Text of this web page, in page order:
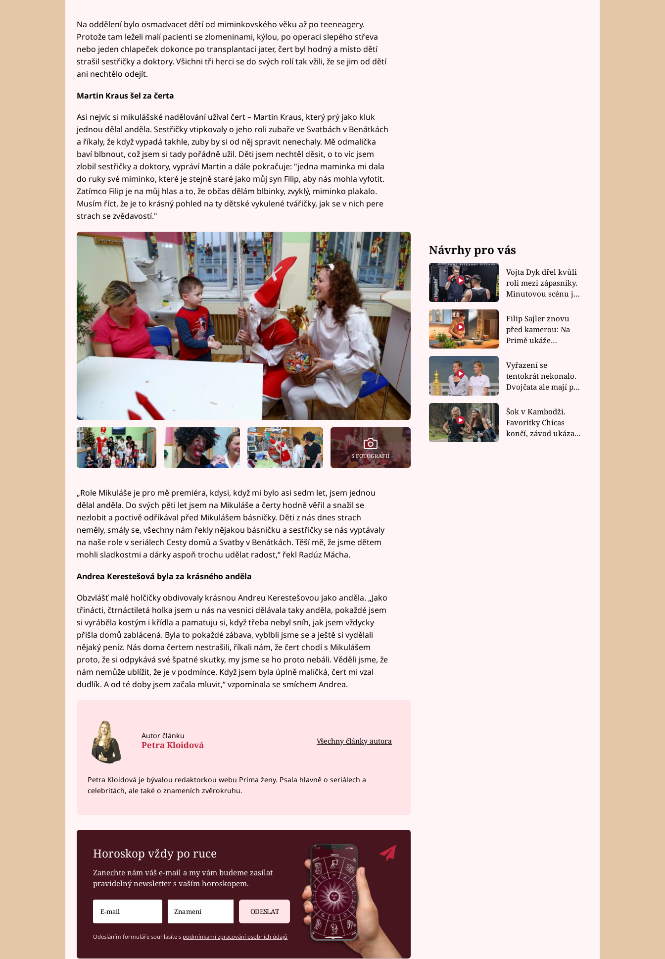
Na oddělení bylo osmadvacet dětí od miminkovského věku až po teeneagery.
Protože tam leželi malí pacienti se zlomeninami, kýlou, po operaci slepého střeva
nebo jeden chlapeček dokonce po transplantaci jater, čert byl hodný a místo dětí
strašil sestřičky a doktory. Všichni tři herci se do svých rolí tak vžili, že se jim od dětí
ani nechtělo odejít.
Martin Kraus šel za čerta
Asi nejvíc si mikulášské nadělování užíval čert – Martin Kraus, který prý jako kluk
jednou dělal anděla. Sestřičky vtipkovaly o jeho roli zubaře ve Svatbách v Benátkách
a říkaly, že když vypadá takhle, zuby by si od něj spravit nenechaly. Mě odmalička
baví blbnout, což jsem si tady pořádně užil. Děti jsem nechtěl děsit, o to víc jsem
zlobil sestřičky a doktory, vypráví Martin a dále pokračuje: "jedna maminka mi dala
do ruky své miminko, které je stejně staré jako můj syn Filip, aby nás mohla vyfotit.
Zatímco Filip je na můj hlas a to, že občas dělám blbinky, zvyklý, miminko plakalo.
Musím říct, že je to krásný pohled na ty dětské vykulené tvářičky, jak se v nich pere
strach se zvědavostí."
5 FOTOGRAFIÍ
„Role Mikuláše je pro mě premiéra, kdysi, když mi bylo asi sedm let, jsem jednou
dělal anděla. Do svých pěti let jsem na Mikuláše a čerty hodně věřil a snažil se
nezlobit a poctivě odříkával před Mikulášem básničky. Děti z nás dnes strach
neměly, smály se, všechny nám řekly nějakou básničku a sestřičky se nás vyptávaly
na naše role v seriálech Cesty domů a Svatby v Benátkách. Těší mě, že jsme dětem
mohli sladkostmi a dárky aspoň trochu udělat radost,“ řekl Radúz Mácha.
Andrea Kerestešová byla za krásného anděla
Obzvlášť malé holčičky obdivovaly krásnou Andreu Kerestešovou jako anděla. „Jako
třinácti, čtrnáctiletá holka jsem u nás na vesnici dělávala taky anděla, pokaždé jsem
si vyráběla kostým i křídla a pamatuju si, když třeba nebyl sníh, jak jsem vždycky
přišla domů zablácená. Byla to pokaždé zábava, vyblbli jsme se a ještě si vydělali
nějaký peníz. Nás doma čertem nestrašili, říkali nám, že čert chodí s Mikulášem
proto, že si odpykává své špatné skutky, my jsme se ho proto nebáli. Věděli jsme, že
nám nemůže ublížit, že je v podmínce. Když jsem byla úplně maličká, čert mi vzal
dudlík. A od té doby jsem začala mluvit,“ vzpomínala se smíchem Andrea.
Autor článku
Petra Kloidová Všechny články autora
Petra Kloidová je bývalou redaktorkou webu Prima ženy. Psala hlavně o seriálech a
celebritách, ale také o znameních zvěrokruhu.
Horoskop vždy po ruce
Zanechte nám váš e-mail a my vám budeme zasílat
pravidelný newsletter s vaším horoskopem.
ODESLAT
Odesláním formuláře souhlasíte s podmínkami zpracování osobních údajů
Návrhy pro vás
Vojta Dyk dřel kvůli
roli mezi zápasníky.
Minutovou scénu jel
Filip Sajler znovu
před kamerou: Na
Primě ukáže
rychlé recepty
Vyřazení se
tentokrát nekonalo.
Dvojčata ale mají po
závodu nůž na krku
Šok v Kambodži.
Favoritky Chicas
končí, závod ukázal